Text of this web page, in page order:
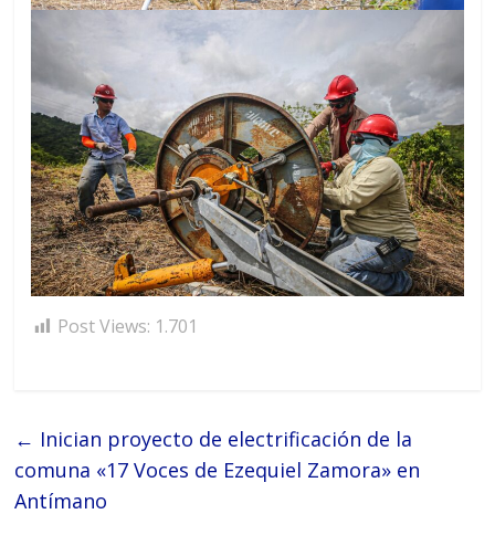
Post Views: 1.701
← Inician proyecto de electrificación de la
comuna «17 Voces de Ezequiel Zamora» en
Antímano